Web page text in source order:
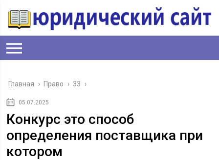
Главная › Право › 33 ›
05.07.2025
Конкурс это способ
определения поставщика при
котором